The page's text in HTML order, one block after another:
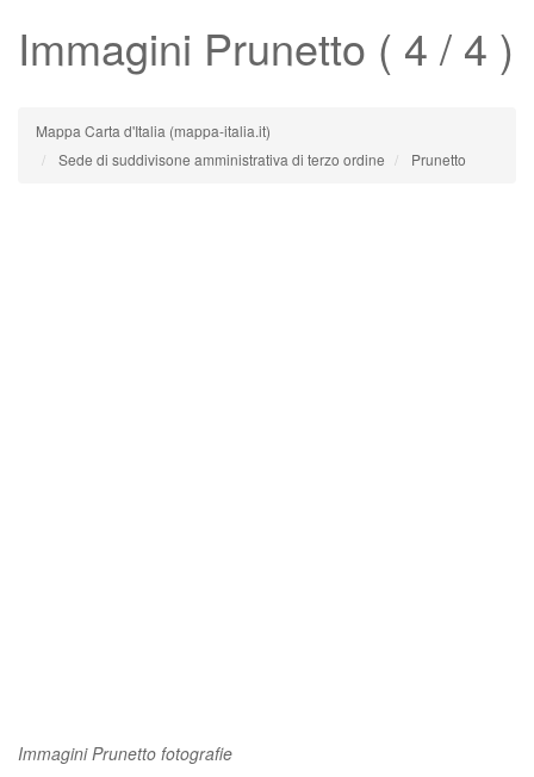
Immagini Prunetto ( 4 / 4 )
Mappa Carta d'Italia (mappa-italia.it)
Sede di suddivisone amministrativa di terzo ordine
Prunetto
Immagini Prunetto fotografie